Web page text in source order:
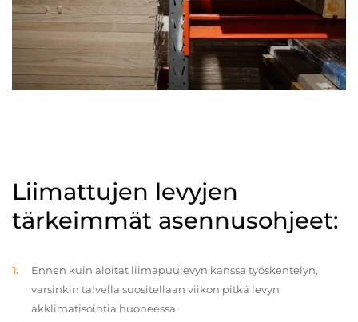
Liimattujen levyjen
tärkeimmät asennusohjeet:
Ennen kuin aloitat liimapuulevyn kanssa työskentelyn,
varsinkin talvella suositellaan viikon pitkä levyn
akklimatisointia huoneessa.